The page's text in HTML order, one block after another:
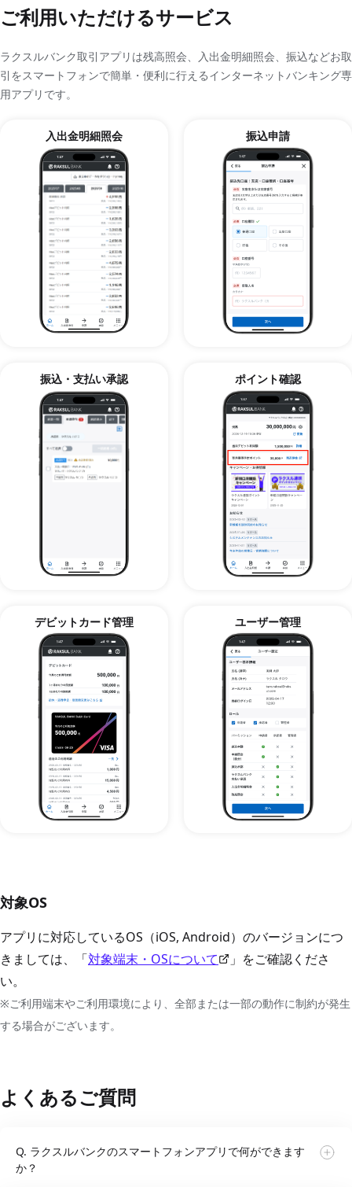
ご利用いただけるサービス
ラクスルバンク取引アプリは残高照会、入出金明細照会、振込などお取
引をスマートフォンで簡単・便利に行えるインターネットバンキング専
用アプリです。
入出金明細照会 振込申請
振込・支払い承認 ポイント確認
デビットカード管理 ユーザー管理
対象OS
アプリに対応しているOS（iOS, Android）のバージョンにつ
きましては、「対象端末・OSについて
」をご確認くださ
い。
※ご利用端末やご利用環境により、全部または一部の動作に制約が発生
する場合がございます。
よくあるご質問
Q. ラクスルバンクのスマートフォンアプリで何ができます
か？